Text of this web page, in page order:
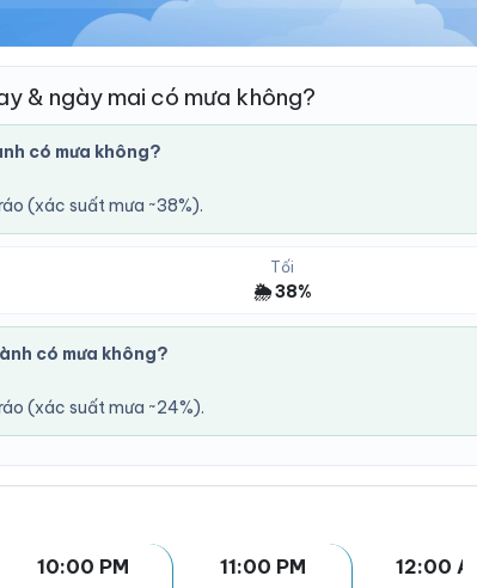
& ngày mai có mưa không?
có mưa không?
(xác suất mưa ~38%).
Tối
🌦️ 38%
có mưa không?
(xác suất mưa ~24%).
10:00 PM
11:00 PM
12:00 AM